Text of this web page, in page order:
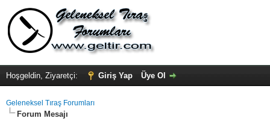
Hoşgeldin, Ziyaretçi: Giriş Yap Üye Ol
Geleneksel Tıraş Forumları
Forum Mesajı